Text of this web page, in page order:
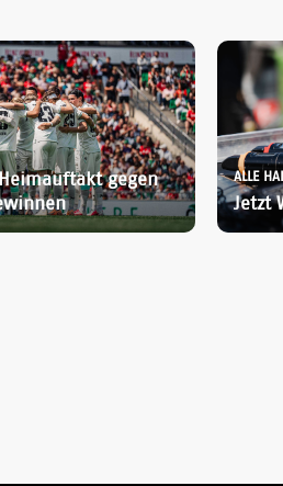
gegen
ALLE
Jetzt